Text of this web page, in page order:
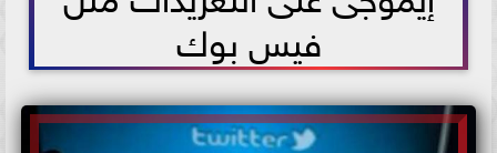
فيس بوك